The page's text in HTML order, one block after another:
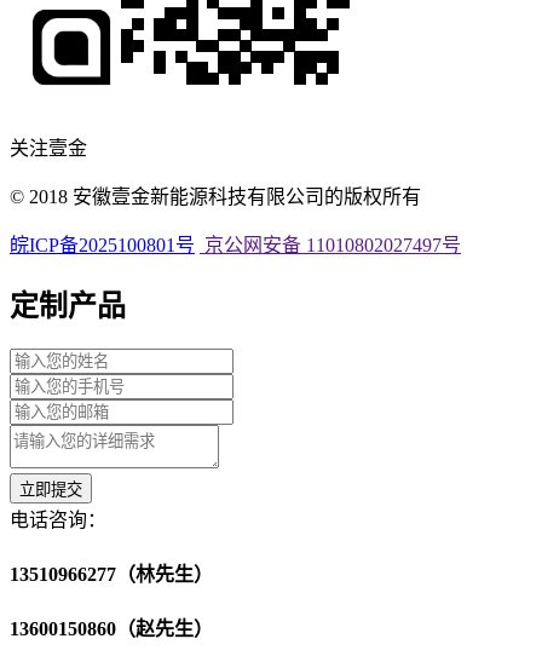
关注壹金
© 2018 安徽壹金新能源科技有限公司的版权所有
皖ICP备2025100801号 京公网安备 11010802027497号
定制产品
立即提交
电话咨询：
13510966277（林先生）
13600150860（赵先生）